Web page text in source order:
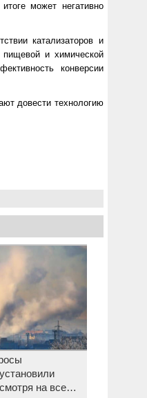
может негативно
катализаторов и
и химической
конверсии
довести технологию
на все